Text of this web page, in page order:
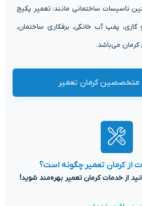
تاسیسات ساختمانی مانند: تعمیر پکیج
گازی، پمپ آب خانگی، برقکاری ساختمان،
کرمان می‌باشد.
متخصصین کرمان تعمیر
از کرمان تعمیر چگونه است؟